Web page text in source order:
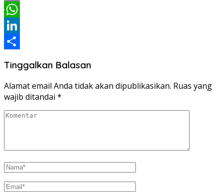
Email
WhatsApp
LinkedIn
Tinggalkan Balasan
Alamat email Anda tidak akan dipublikasikan. Ruas yang
wajib ditandai *